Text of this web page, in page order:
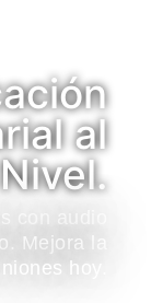
al
con audio
Mejora la
hoy.